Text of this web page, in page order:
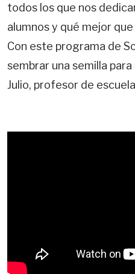
todos los que nos
alumnos y qué mejor
Con este programa de
sembrar una semilla para
Julio, profesor de